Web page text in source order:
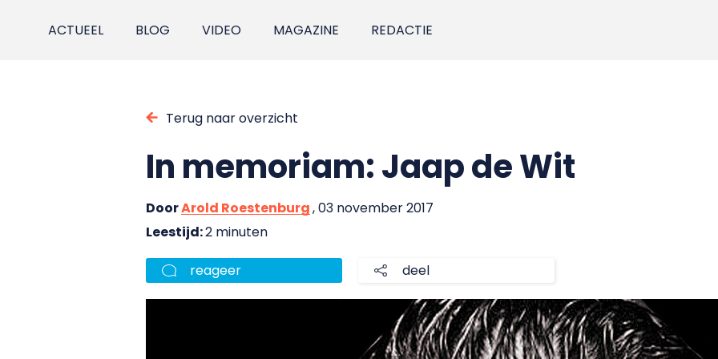
ACTUEEL BLOG VIDEO MAGAZINE REDACTIE
Terug naar overzicht
In memoriam: Jaap de Wit
DoorArold Roestenburg, 03 november 2017
Leestijd:2 minuten
reageer deel